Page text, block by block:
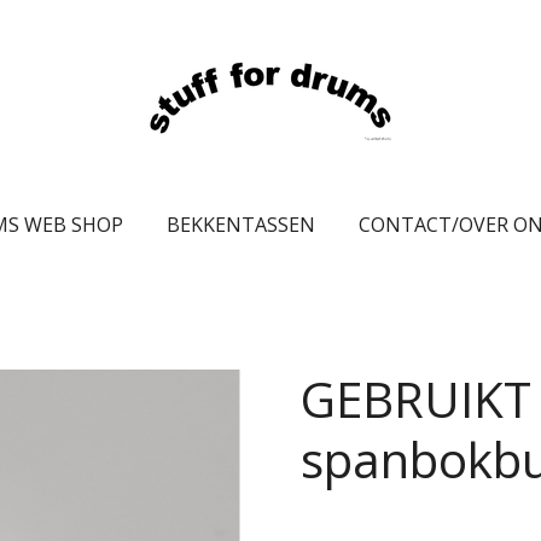
WEB SHOP BEKKENTASSEN CONTACT/OVER